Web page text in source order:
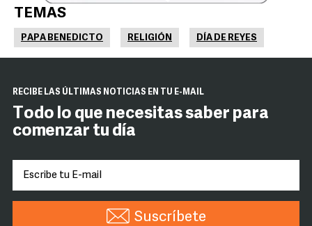
TEMAS
PAPA BENEDICTO RELIGIÓN DÍA DE REYES
RECIBE LAS ÚLTIMAS NOTICIAS EN TU E-MAIL
Todo lo que necesitas saber para
comenzar tu día
Suscríbete